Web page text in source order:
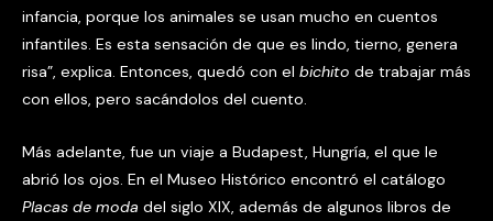
infancia, porque los animales se usan mucho en cuentos
infantiles. Es esta sensación de que es lindo, tierno, genera
risa”, explica. Entonces, quedó con el bichito de trabajar más
con ellos, pero sacándolos del cuento.
Más adelante, fue un viaje a Budapest, Hungría, el que le
abrió los ojos. En el Museo Histórico encontró el catálogo
Placas de moda del siglo XIX, además de algunos libros de